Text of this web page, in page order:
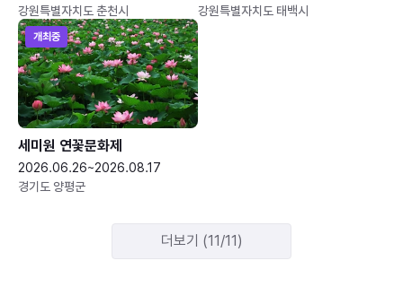
강원특별자치도 춘천시
강원특별자치도 태백시
개최중
세미원 연꽃문화제
2026.06.26~2026.08.17
경기도 양평군
더보기 (11/11)